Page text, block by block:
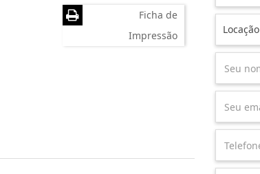
Ficha de
Impressão
Locação